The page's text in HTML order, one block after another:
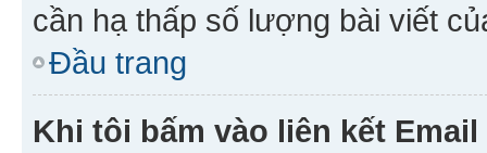
cần hạ thấp số lượng bài viết
Đầu trang
Khi tôi bấm vào liên kết